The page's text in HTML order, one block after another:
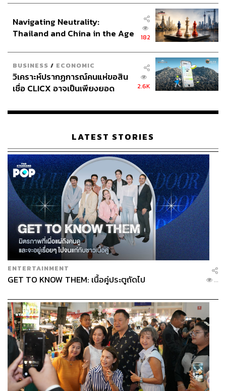
Navigating Neutrality:
Thailand and China in the Age
182
BUSINESS / ECONOMIC
วิเคราะห์ปรากฏการณ์คนแห่ขอสิน
เชื่อ CLICX อาจเป็นเพียงยอด
เรือนไทยที่ถูกซุกไว้
2.6K
LATEST STORIES
ENTERTAINMENT
GET TO KNOW THEM: เนื้อคู่ประตูถัดไป ...